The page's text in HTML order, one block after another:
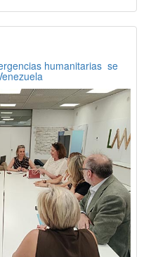
humanitarias se